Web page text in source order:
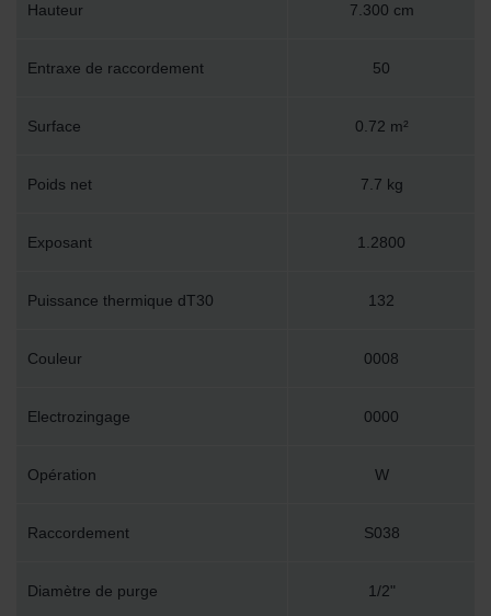
Hauteur 7.300 cm
Entraxe de raccordement 50
Surface 0.72 m²
Poids net 7.7 kg
Exposant 1.2800
Puissance thermique dT30 132
Couleur 0008
Electrozingage 0000
Opération W
Raccordement S038
Diamètre de purge 1/2"